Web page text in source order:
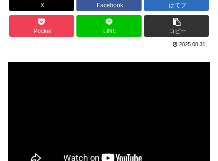
X Facebook はてブ
Pocket LINE コピー
2025.08.31